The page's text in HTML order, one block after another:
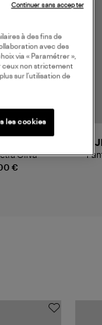
€
Oliva
à des fins de
avec des
via « Paramétrer »,
ceux non strictement
sur l’utilisation de
les cookies
Continuer sans accepter